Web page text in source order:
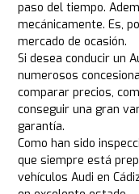
paso del tiempo.
mecánicamente. Es,
mercado de ocasión.
Si desea conducir un
numerosos
comparar precios,
conseguir una gran
garantía.
Como han sido
que siempre está
vehículos Audi en